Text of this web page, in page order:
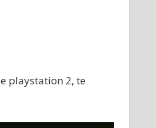
playstation 2, te